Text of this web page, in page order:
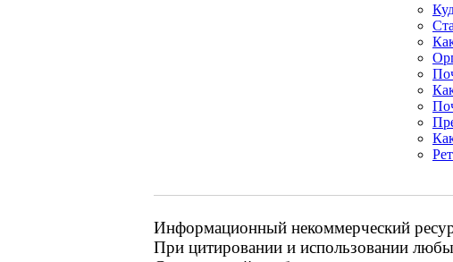
Информационный некоммерческий
При цитировании и использовании